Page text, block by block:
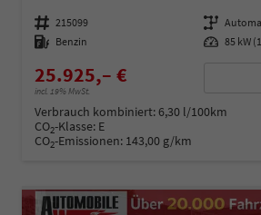
Fahrzeugnummer 215099 Getriebe
Kraftstoff Benzin Leistung 85 kW
25.925,– €
incl. 19% MwSt.
Verbrauch kombiniert:6,30 l/100km
CO2-Klasse: E
CO2-Emissionen: 143,00 g/km